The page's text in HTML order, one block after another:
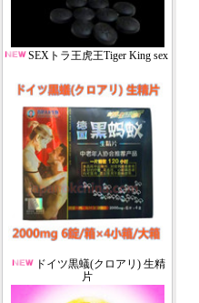
SEXトラ王虎王Tiger King sex
ドイツ黒蟻(クロアリ) 生精
片